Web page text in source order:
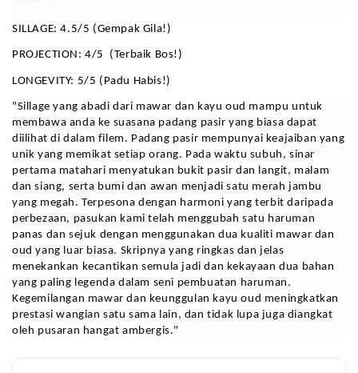
SILLAGE: 4.5/5 (Gempak Gila!)
PROJECTION: 4/5  (Terbaik Bos!)
LONGEVITY: 5/5 (Padu Habis!)
"Sillage yang abadi dari mawar dan kayu oud mampu untuk
membawa anda ke suasana padang pasir yang biasa dapat
diilihat di dalam filem. Padang pasir mempunyai keajaiban yang
unik yang memikat setiap orang. Pada waktu subuh, sinar
pertama matahari menyatukan bukit pasir dan langit, malam
dan siang, serta bumi dan awan menjadi satu merah jambu
yang megah. Terpesona dengan harmoni yang terbit daripada
perbezaan, pasukan kami telah menggubah satu haruman
panas dan sejuk dengan menggunakan dua kualiti mawar dan
oud yang luar biasa. Skripnya yang ringkas dan jelas
menekankan kecantikan semula jadi dan kekayaan dua bahan
yang paling legenda dalam seni pembuatan haruman.
Kegemilangan mawar dan keunggulan kayu oud meningkatkan
prestasi wangian satu sama lain, dan tidak lupa juga diangkat
oleh pusaran hangat ambergis."